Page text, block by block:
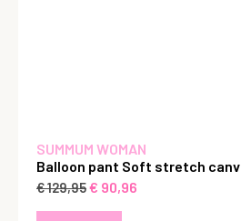
SUMMUM WOMAN
Balloon pant Soft stretch
€129,95€ 90,96